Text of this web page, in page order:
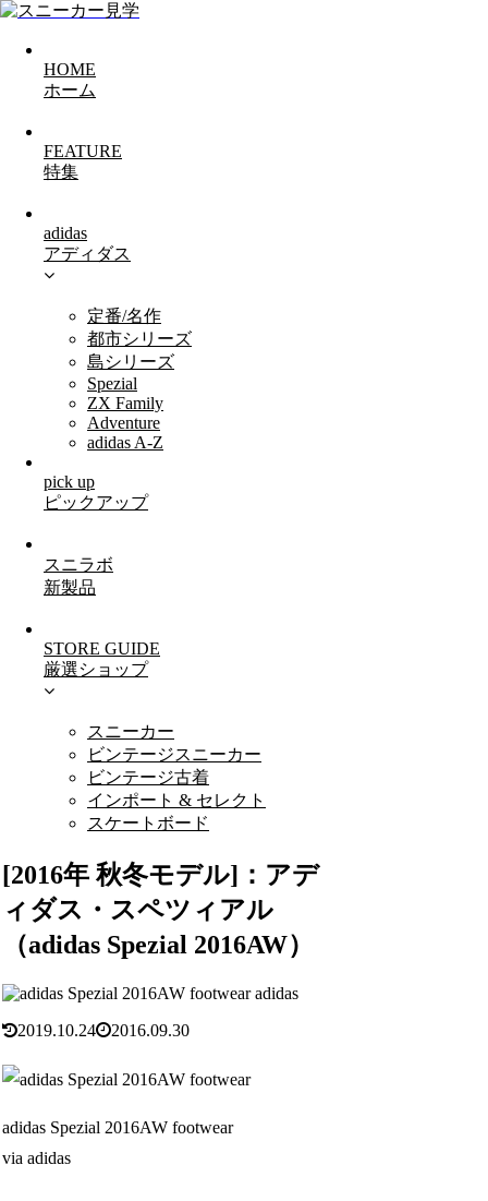
HOME
ホーム
FEATURE
特集
adidas
アディダス
定番/名作
都市シリーズ
島シリーズ
Spezial
ZX Family
Adventure
adidas A-Z
pick up
ピックアップ
スニラボ
新製品
STORE GUIDE
厳選ショップ
スニーカー
ビンテージスニーカー
ビンテージ古着
インポート & セレクト
スケートボード
[2016年 秋冬モデル]：アデ
ィダス・スペツィアル
（adidas Spezial 2016AW）
adidas
2019.10.24
2016.09.30
adidas Spezial 2016AW footwear
via adidas